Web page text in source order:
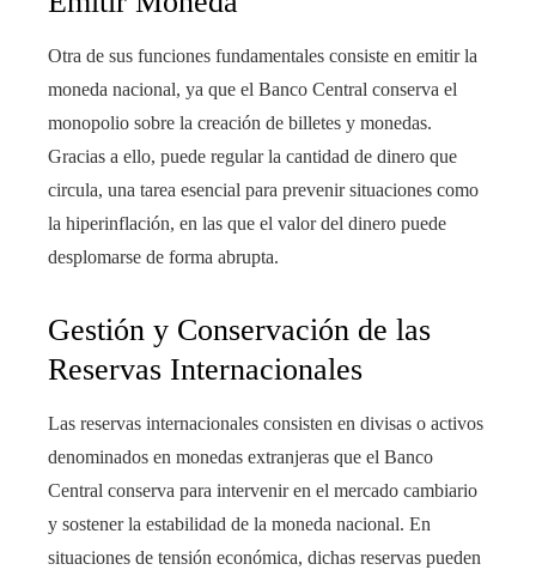
Otra de sus funciones fundamentales consiste en emitir la
moneda nacional, ya que el Banco Central conserva el
monopolio sobre la creación de billetes y monedas.
Gracias a ello, puede regular la cantidad de dinero que
circula, una tarea esencial para prevenir situaciones como
la hiperinflación, en las que el valor del dinero puede
desplomarse de forma abrupta.
Gestión y Conservación de las
Reservas Internacionales
Las reservas internacionales consisten en divisas o activos
denominados en monedas extranjeras que el Banco
Central conserva para intervenir en el mercado cambiario
y sostener la estabilidad de la moneda nacional. En
situaciones de tensión económica, dichas reservas pueden